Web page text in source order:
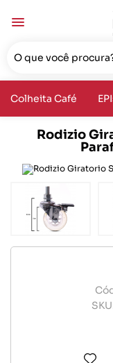
Colheita Café
Rodizio